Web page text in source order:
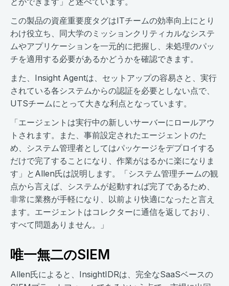
この製品の資産重要度タグはITチームの効率向上にとり
わけ役立ち、同大学のミッションクリティカルなシステ
ムやアプリケーションを一元的に把握し、未処理のパッ
チを適用する必要があるかどうかを確認できます。
また、Insight Agentは、セットアップの容易さと、実行
されている各システムからの認証を必要としない点で、
UTSチームにとって大きな利点となっています。
「エージェントは実行中の新しいサーバーにロールアウ
トされます。また、事前設定されたエージェントのた
め、システム管理者としてはパッケージをデプロイする
だけで完了することになり、作業がはるかに楽になりま
す」とAllen氏は説明します。「システム管理チームの観
点から言えば、システムが起動すれば完了であるため、
非常に業務が手軽になり、以前より快適になったと言え
ます。エージェントはコレクターに通信を返しており、
すべて問題ありません。」
唯一無二のSIEM
Allen氏によると、InsightIDRは、完全なSaaSベースの